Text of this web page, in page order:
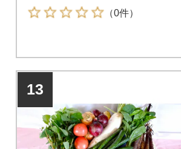
（0件）
13